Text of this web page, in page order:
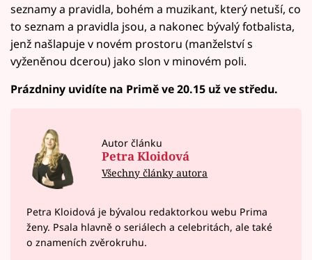
seznamy a pravidla, bohém a muzikant, který netuší, co
to seznam a pravidla jsou, a nakonec bývalý fotbalista,
jenž našlapuje v novém prostoru (manželství s
vyženěnou dcerou) jako slon v minovém poli.
Prázdniny uvidíte na Primě ve 20.15 už ve středu.
Autor článku
Petra Kloidová
Všechny články autora
Petra Kloidová je bývalou redaktorkou webu Prima
ženy. Psala hlavně o seriálech a celebritách, ale také
o znameních zvěrokruhu.